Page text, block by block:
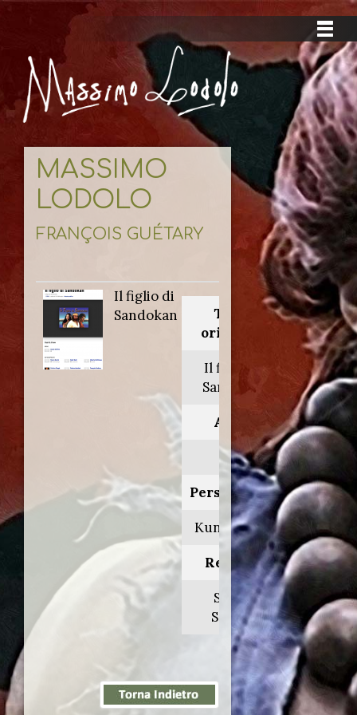
MASSIMO
LODOLO
FRANÇOIS GUÉTARY
Il figlio di
Sandokan
Titolo
originale:
Il figlio di
Sandokan
Anno:
1998
Personaggio:
Kunat Singh
Regia di:
Sergio
Sollima